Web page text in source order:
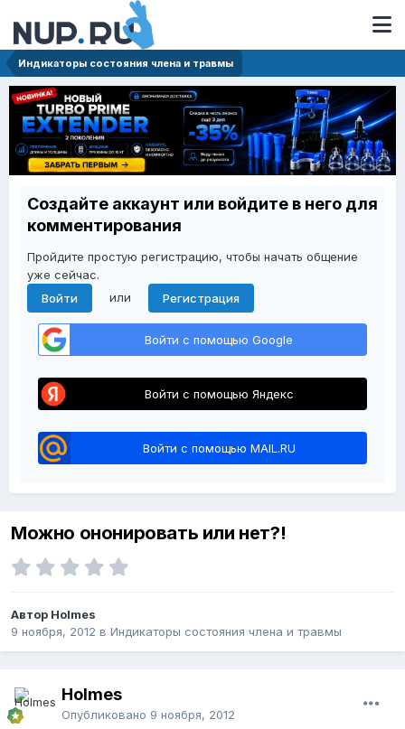
Индикаторы состояния члена и травмы
Создайте аккаунт или войдите в него для
комментирования
Пройдите простую регистрацию, чтобы начать общение
уже сейчас.
Войти
или Регистрация
Войти с помощью Google
Войти с помощью Яндекс
Войти с помощью MAIL.RU
Можно ононировать или нет?!
Автор Holmes
9 ноября, 2012 в Индикаторы состояния члена и травмы
Holmes
Опубликовано 9 ноября, 2012